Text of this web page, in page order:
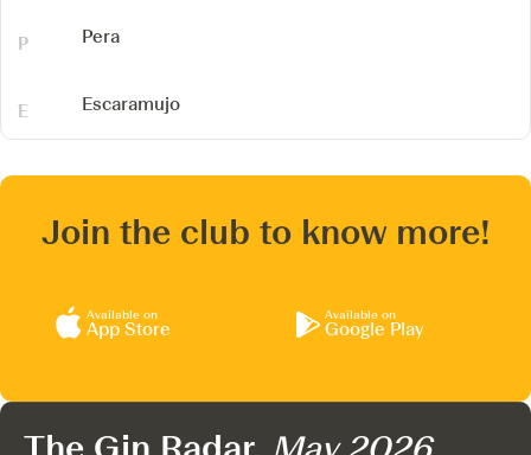
Pera
Escaramujo
Join the club to know more!
Available on
App Store
Available on
Google Play